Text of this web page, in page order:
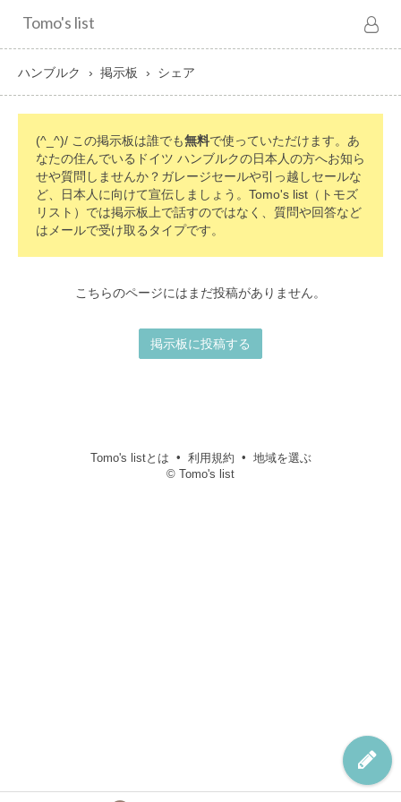
Tomo's list
ハンブルク 掲示板 シェア
(^_^)/ この掲示板は誰でも無料で使っていただけます。あ
なたの住んでいるドイツ ハンブルクの日本人の方へお知ら
せや質問しませんか？ガレージセールや引っ越しセールな
ど、日本人に向けて宣伝しましょう。Tomo's list（トモズ
リスト）では掲示板上で話すのではなく、質問や回答など
はメールで受け取るタイプです。
こちらのページにはまだ投稿がありません。
掲示板に投稿する
Tomo's listとは 利用規約
地域を選ぶ
© Tomo's list